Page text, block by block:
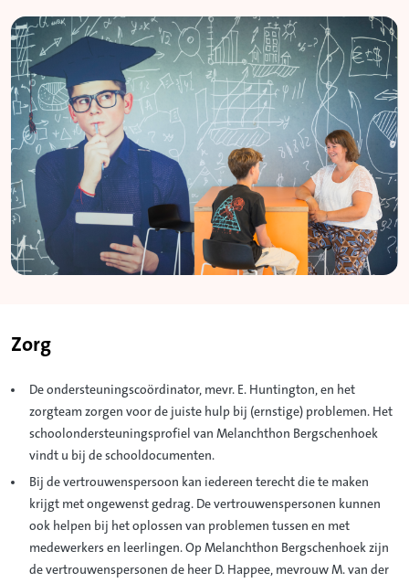
Zorg
De ondersteuningscoördinator, mevr. E. Huntington, en het
zorgteam zorgen voor de juiste hulp bij (ernstige) problemen. Het
schoolondersteuningsprofiel van Melanchthon Bergschenhoek
vindt u bij de schooldocumenten.
Bij de vertrouwenspersoon kan iedereen terecht die te maken
krijgt met ongewenst gedrag. De vertrouwenspersonen kunnen
ook helpen bij het oplossen van problemen tussen en met
medewerkers en leerlingen. Op Melanchthon Bergschenhoek zijn
de vertrouwenspersonen de heer D. Happee, mevrouw M. van der